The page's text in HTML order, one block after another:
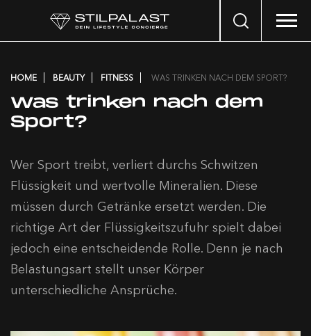
Search
HOME BEAUTY FITNESS WAS TRINKEN NACH DEM SPORT?
Was trinken nach dem
Sport?
Wer Sport treibt, verliert durchs Schwitzen
Flüssigkeit und wertvolle Mineralien. Diese
müssen durch Getränke ersetzt werden. Die
richtige Art der Flüssigkeitszufuhr spielt dabei
jedoch eine entscheidende Rolle. Denn je nach
Belastungsart stellt unser Körper
unterschiedliche Ansprüche.